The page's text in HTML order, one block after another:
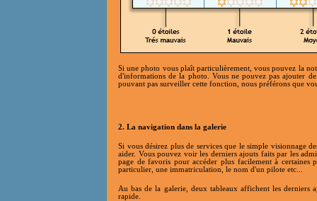
Si une photo vous plaît particulièrement, vous pouvez la
d'informations de la photo. Vous ne pouvez pas ajouter
pouvant pas surveiller cette fonction, nous préférons que
2. La navigation dans la galerie
Si vous désirez plus de services que le simple visionnage
aider. Vous pouvez voir les derniers ajouts faits par les
page de favoris pour accéder plus facilement à
particulier, une immatriculation, le nom d'un pilote etc...
Au bas de la galerie, deux tableaux affichent les derniers
rapide.